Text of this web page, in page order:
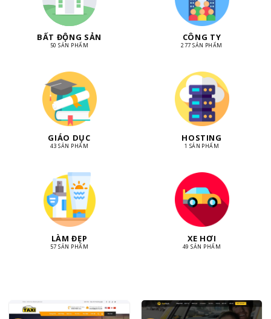
BẤT ĐỘNG SẢN
50 SẢN PHẨM
CÔNG TY
277 SẢN PHẨM
GIÁO DỤC
43 SẢN PHẨM
HOSTING
1 SẢN PHẨM
LÀM ĐẸP
57 SẢN PHẨM
XE HƠI
49 SẢN PHẨM